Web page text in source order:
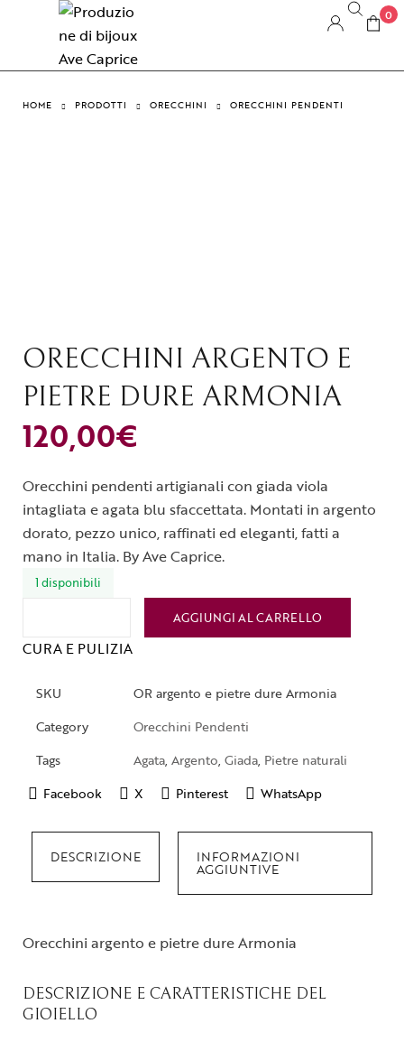
0
HOME PRODOTTI ORECCHINI ORECCHINI PENDENTI
ORECCHINI ARGENTO E
PIETRE DURE ARMONIA
120,00€
Orecchini pendenti artigianali con giada viola
intagliata e agata blu sfaccettata. Montati in argento
dorato, pezzo unico, raffinati ed eleganti, fatti a
mano in Italia. By Ave Caprice.
1 disponibili
AGGIUNGI AL CARRELLO
CURA E PULIZIA
SKU
OR argento e pietre dure Armonia
Category
Orecchini Pendenti
Tags
Agata, Argento, Giada, Pietre naturali
Facebook
X Pinterest WhatsApp
DESCRIZIONE INFORMAZIONI
AGGIUNTIVE
Orecchini argento e pietre dure Armonia
DESCRIZIONE E CARATTERISTICHE DEL
GIOIELLO